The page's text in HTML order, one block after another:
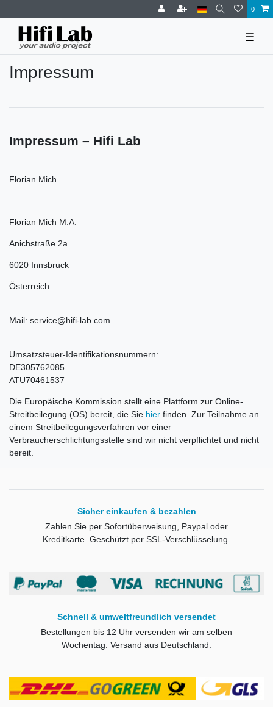
0
☰
Impressum
Impressum – Hifi Lab
Florian Mich
Florian Mich M.A.
Anichstraße 2a
6020 Innsbruck
Österreich
Mail: service@hifi-lab.com
Umsatzsteuer-Identifikationsnummern:
DE305762085
ATU70461537
Die Europäische Kommission stellt eine Plattform zur Online-
Streitbeilegung (OS) bereit, die Sie hier finden. Zur Teilnahme an
einem Streitbeilegungsverfahren vor einer
Verbraucherschlichtungsstelle sind wir nicht verpflichtet und nicht
bereit.
Sicher einkaufen & bezahlen
Zahlen Sie per Sofortüberweisung, Paypal oder
Kreditkarte. Geschützt per SSL-Verschlüsselung.
Schnell & umweltfreundlich versendet
Bestellungen bis 12 Uhr versenden wir am selben
Wochentag. Versand aus Deutschland.